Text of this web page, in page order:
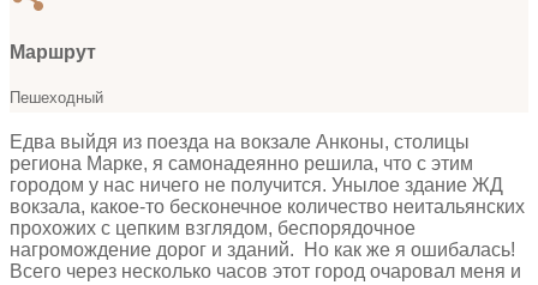
Маршрут
Пешеходный
Едва выйдя из поезда на вокзале Анконы, столицы
региона Марке, я самонадеянно решила, что с этим
городом у нас ничего не получится. Унылое здание ЖД
вокзала, какое-то бесконечное количество неитальянских
прохожих с цепким взглядом, беспорядочное
нагромождение дорог и зданий. Но как же я ошибалась!
Всего через несколько часов этот город очаровал меня и